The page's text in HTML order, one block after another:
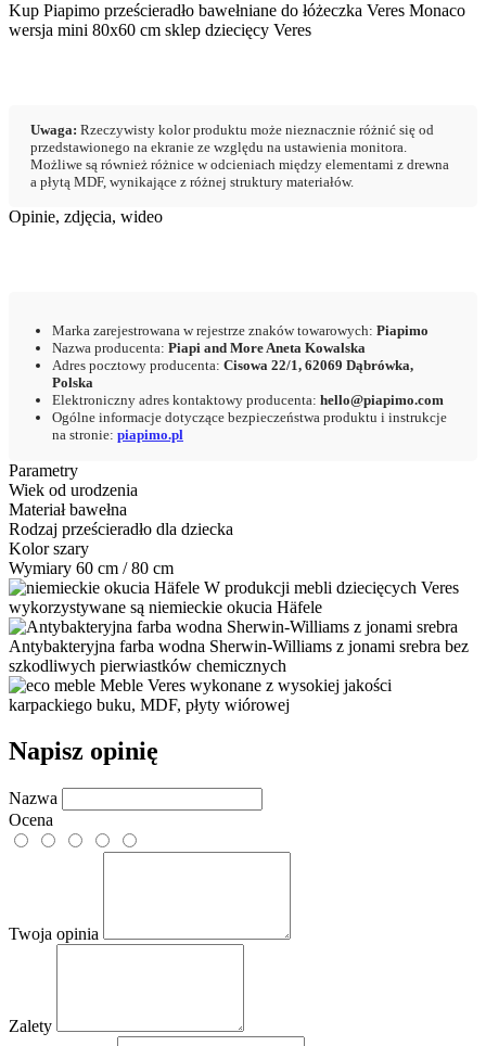
Kup Piapimo prześcieradło bawełniane do łóżeczka Veres Monaco
wersja mini 80х60 cm sklep dziecięcy Veres
Uwaga: Rzeczywisty kolor produktu może nieznacznie różnić się od
przedstawionego na ekranie ze względu na ustawienia monitora.
Możliwe są również różnice w odcieniach między elementami z drewna
a płytą MDF, wynikające z różnej struktury materiałów.
Opinie, zdjęcia, wideo
Marka zarejestrowana w rejestrze znaków towarowych: Piapimo
Nazwa producenta: Piapi and More Aneta Kowalska
Adres pocztowy producenta: Cisowa 22/1, 62069 Dąbrówka,
Polska
Elektroniczny adres kontaktowy producenta: hello@piapimo.com
Ogólne informacje dotyczące bezpieczeństwa produktu i instrukcje
na stronie: piapimo.pl
Parametry
Wiek od urodzenia
Materiał bawełna
Rodzaj prześcieradło dla dziecka
Kolor szary
Wymiary 60 cm / 80 cm
W produkcji mebli dziecięcych Veres
wykorzystywane są niemieckie okucia Häfele
Antybakteryjna farba wodna Sherwin-Williams z jonami srebra bez
szkodliwych pierwiastków chemicznych
Meble Veres wykonane z wysokiej jakości
karpackiego buku, MDF, płyty wiórowej
Napisz opinię
Nazwa
Ocena
Twoja opinia
Zalety